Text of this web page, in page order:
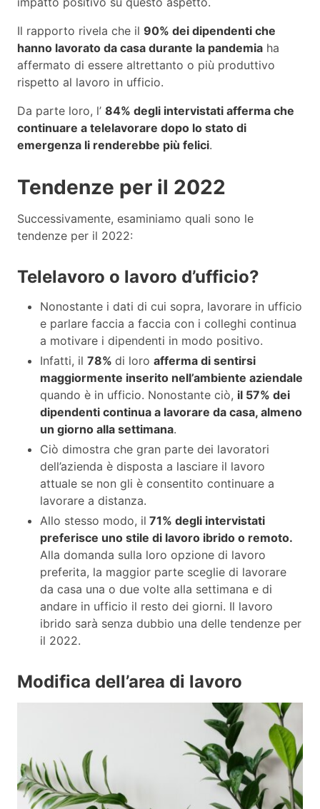
Il rapporto rivela che il 90% dei dipendenti che
hanno lavorato da casa durante la pandemia ha
affermato di essere altrettanto o più produttivo
rispetto al lavoro in ufficio.
Da parte loro, l’ 84% degli intervistati afferma che
continuare a telelavorare dopo lo stato di
emergenza li renderebbe più felici.
Tendenze per il 2022
Successivamente, esaminiamo quali sono le
tendenze per il 2022:
Telelavoro o lavoro d’ufficio?
Nonostante i dati di cui sopra, lavorare in ufficio
e parlare faccia a faccia con i colleghi continua
a motivare i dipendenti in modo positivo.
Infatti, il 78% di loro afferma di sentirsi
maggiormente inserito nell’ambiente aziendale
quando è in ufficio. Nonostante ciò, il 57% dei
dipendenti continua a lavorare da casa, almeno
un giorno alla settimana.
Ciò dimostra che gran parte dei lavoratori
dell’azienda è disposta a lasciare il lavoro
attuale se non gli è consentito continuare a
lavorare a distanza.
Allo stesso modo, il 71% degli intervistati
preferisce uno stile di lavoro ibrido o remoto.
Alla domanda sulla loro opzione di lavoro
preferita, la maggior parte sceglie di lavorare
da casa una o due volte alla settimana e di
andare in ufficio il resto dei giorni. Il lavoro
ibrido sarà senza dubbio una delle tendenze per
il 2022.
Modifica dell’area di lavoro